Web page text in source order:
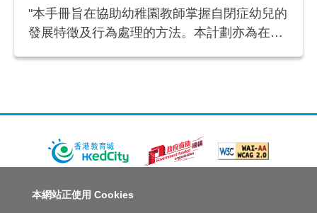
"本手冊旨在協助幼稚園教師掌握自閉症幼兒的
發展特徵及行為處理的方法。本計劃亦為在主
人才招募
聯絡我們
本網站正使用 Cookies